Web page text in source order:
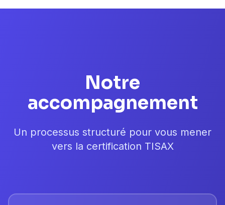
Notre
accompagnement
Un processus structuré pour vous mener
vers la certification TISAX